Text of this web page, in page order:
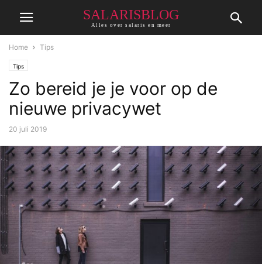
SALARISBLOG
Alles over salaris en meer
Home Tips
Tips
Zo bereid je je voor op de
nieuwe privacywet
20 juli 2019